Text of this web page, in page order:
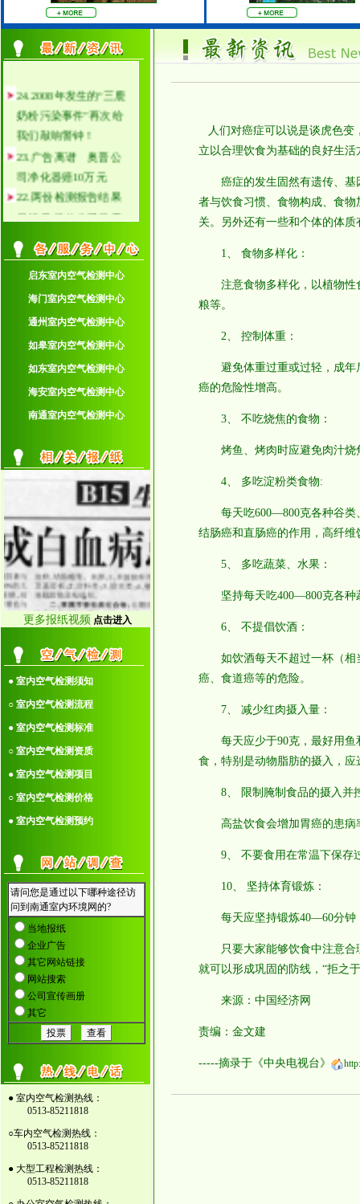
奶粉污染事件”再次给
我们敲响警钟！
司净化器赔10万元
21.车内空气检测标准3
月实施 厂家避讳成本
标准
19.TVOC认知度低环保
意识淡薄 57%消费者
不知有毒TVOC
18.对2户以上的住户检
17.招聘兼职人员
16.防癌饮食的十大铁
15.本网站品牌推荐栏
内免费刊登广告!
14.无锡水荒，太湖水
臭!
●12.室内空气检测前客
户须知：
字“潢”，非“璜”！
10.出售55个中文域
名！
网.cn等!
点击更多>>
启东室内空气检测中心
海门室内空气检测中心
通州室内空气检测中心
如皋室内空气检测中心
如东室内空气检测中心
海安室内空气检测中心
南通室内空气检测中心
更多报纸视频 点击进入
● 室内空气检测须知
○ 室内空气检测流程
● 室内空气检测标准
○ 室内空气检测资质
● 室内空气检测项目
○ 室内空气检测价格
● 室内空气检测预约
● 室内空气检测热线：
0513-85211818
○车内空气检测热线：
0513-85211818
● 大型工程检测热线：
0513-85211818
人们对癌症可以说是谈虎色
立以合理饮食为基础的良好生
癌症的发生固然有遗传、基因
者与饮食习惯、食物构成、食
关。另外还有一些和个体的体
1、 食物多样化：
注意食物多样化，以植物性
粮等。
2、 控制体重：
避免体重过重或过轻，成年
癌的危险性增高。
3、 不吃烧焦的食物：
烤鱼、烤肉时应避免肉汁烧
4、 多吃淀粉类食物:
每天吃600—800克各种谷类、
结肠癌和直肠癌的作用，高纤
5、 多吃蔬菜、水果：
坚持每天吃400—800克各种蔬
6、 不提倡饮酒：
如饮酒每天不超过一杯（相当
癌、食道癌等的危险。
7、 减少红肉摄入量：
每天应少于90克，最好用鱼
食，特别是动物脂肪的摄入，
8、 限制腌制食品的摄入并
高盐饮食会增加胃癌的患病
9、 不要食用在常温下保存
10、 坚持体育锻炼：
每天应坚持锻炼40—60分钟
只要大家能够饮食中注意合
就可以形成巩固的防线，“拒之
来源：中国经济网
责编：金文建
-----摘录于《中央电视台》